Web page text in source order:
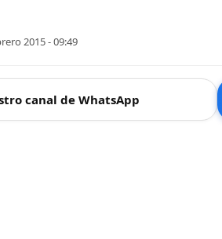
2015 - 09:49
canal de WhatsApp